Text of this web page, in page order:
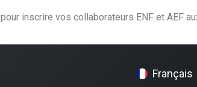
pour inscrire vos collaborateurs ENF et AEF
Français